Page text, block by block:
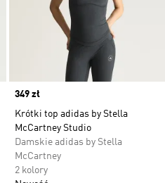
Price
349 zł
Krótki top adidas by Stella
McCartney Studio
Damskie adidas by Stella
McCartney
2 kolory